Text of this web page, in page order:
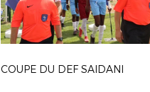
COUPE DU DEF SAIDANI